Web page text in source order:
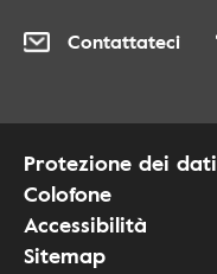
Contattateci
Protezione dei dati
Colofone
Accessibilità
Sitemap